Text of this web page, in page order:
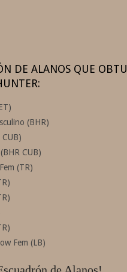
DE ALANOS QUE
(BHR)
CUB)
(TR)
Fem (LB)